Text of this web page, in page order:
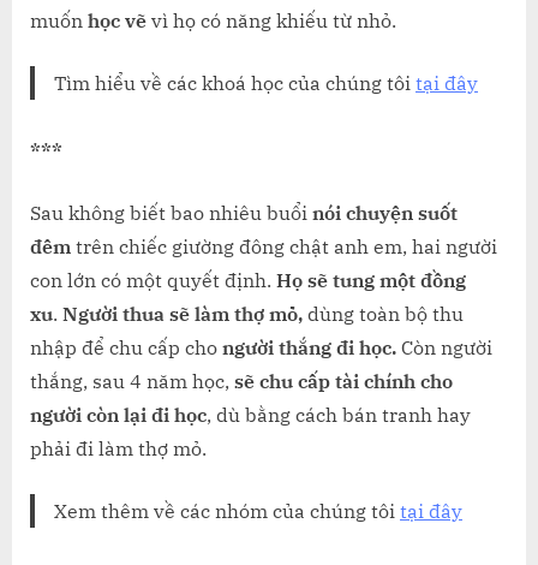
MỘT
muốn học vẽ vì họ có năng khiếu từ nhỏ.
Tìm hiểu về các khoá học của chúng tôi tại đây
***
Sau không biết bao nhiêu buổi nói chuyện suốt
đêm trên chiếc giường đông chật anh em, hai người
con lớn có một quyết định. Họ sẽ tung một đồng
xu. Người thua sẽ làm thợ mỏ, dùng toàn bộ thu
nhập để chu cấp cho người thắng đi học. Còn người
thắng, sau 4 năm học, sẽ chu cấp tài chính cho
người còn lại đi học, dù bằng cách bán tranh hay
phải đi làm thợ mỏ.
Xem thêm về các nhóm của chúng tôi tại đây